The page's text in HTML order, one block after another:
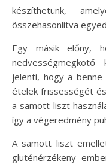
készíthetünk,
összehasonlítva
Egy másik előny,
jelenti, hogy a
ételek frissességét
a samott liszt
így a végeredmény
A samott liszt
gluténérzékeny